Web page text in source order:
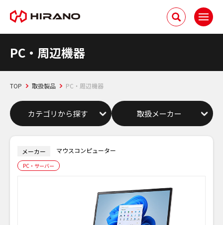
PC・周辺機器
TOP 取扱製品 PC・周辺機器
カテゴリから探す 取扱メーカー
メーカー マウスコンピューター
PC・サーバー